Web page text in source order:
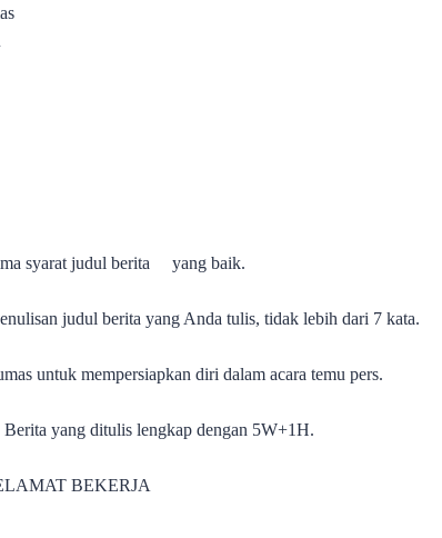
syarat judul berita yang baik.
judul berita yang Anda tulis, tidak lebih dari 7 kata.
untuk mempersiapkan diri dalam acara temu pers.
yang ditulis lengkap dengan 5W+1H.
BEKERJA